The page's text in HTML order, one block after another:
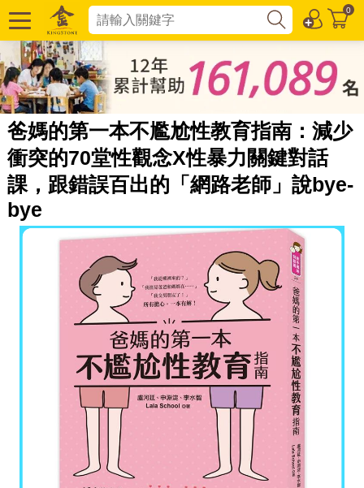
0
爸媽的第一本不尷尬性教育指南：減少
衝突的70堂性觀念X性暴力關鍵對話
課，跟錯誤百出的「網路老師」說bye-
bye